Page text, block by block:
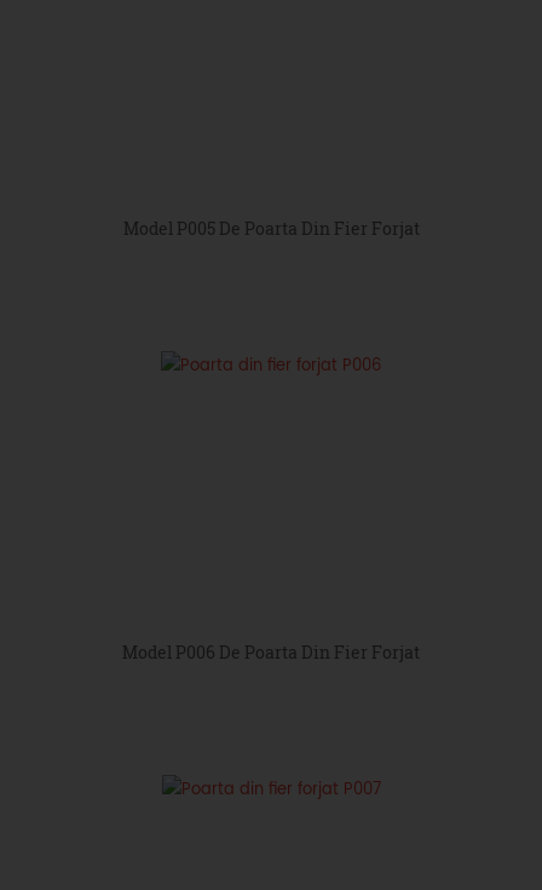
Model P005 De Poarta Din Fier Forjat
Model P006 De Poarta Din Fier Forjat